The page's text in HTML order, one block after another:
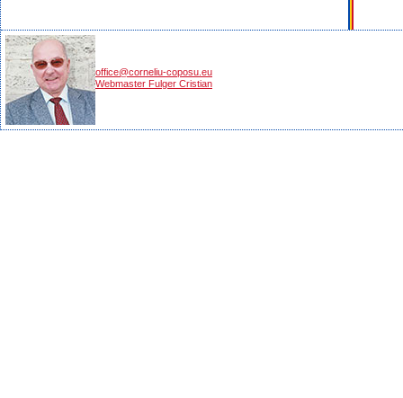
office@corneliu-coposu.eu
Webmaster Fulger Cristian